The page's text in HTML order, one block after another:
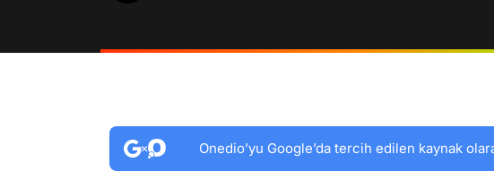
Onedio’yu Google’da tercih edilen kaynak